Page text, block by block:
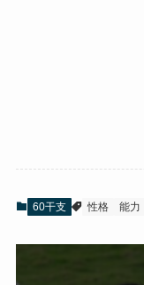
60干支 性格 能力